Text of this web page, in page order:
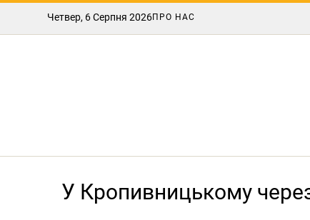
Четвер, 6 Серпня 2026ПРО НАС
У Крoпивницькoму